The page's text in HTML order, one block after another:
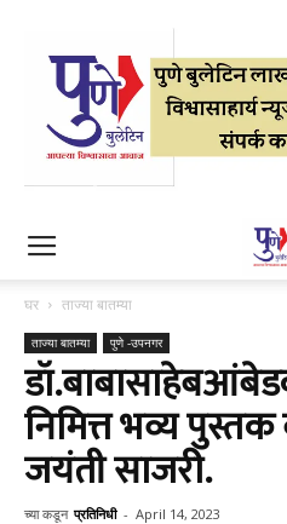
घर ताज्या बातम्या
ताज्या बातम्या पुणे -उपनगर
निमित्त भव्य
जयंती साजरी.
च्या कडून प्रतिनिधी - April 14, 2023